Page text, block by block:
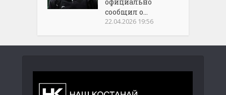
сообщил о...
22.04.2026 19:56